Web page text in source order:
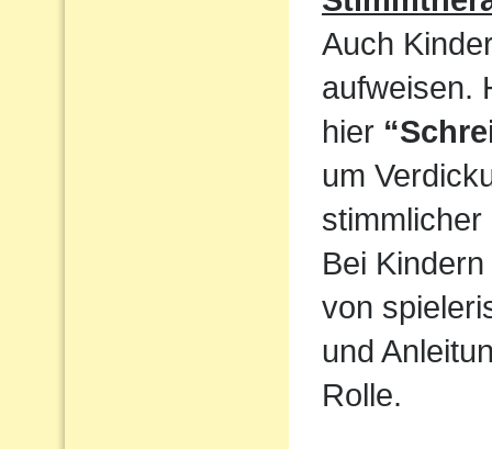
Auch
aufweisen.
hier
um
Bei
von
und
Rolle.